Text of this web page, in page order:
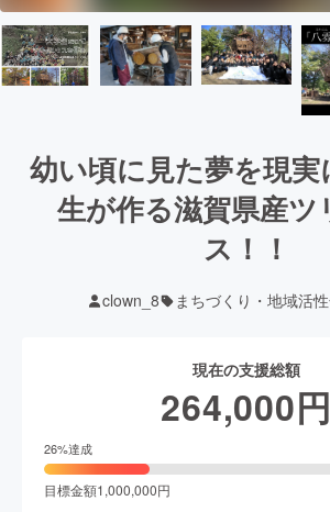
幼い頃に見た夢を現実
生が作る滋賀県産ツ
ス！！
clown_8 まちづくり・地域活
現在の支援総額
264,000円
26%達成
目標金額1,000,000円